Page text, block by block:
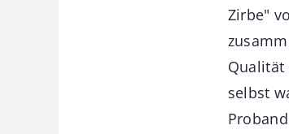
Zirbe"
Qualität
selbst